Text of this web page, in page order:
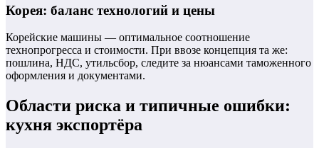
Корея: баланс технологий и цены
Корейские машины — оптимальное соотношение
технопрогресса и стоимости. При ввозе концепция та же:
пошлина, НДС, утильсбор, следите за нюансами таможенного
оформления и документами.
Области риска и типичные ошибки:
кухня экспортёра